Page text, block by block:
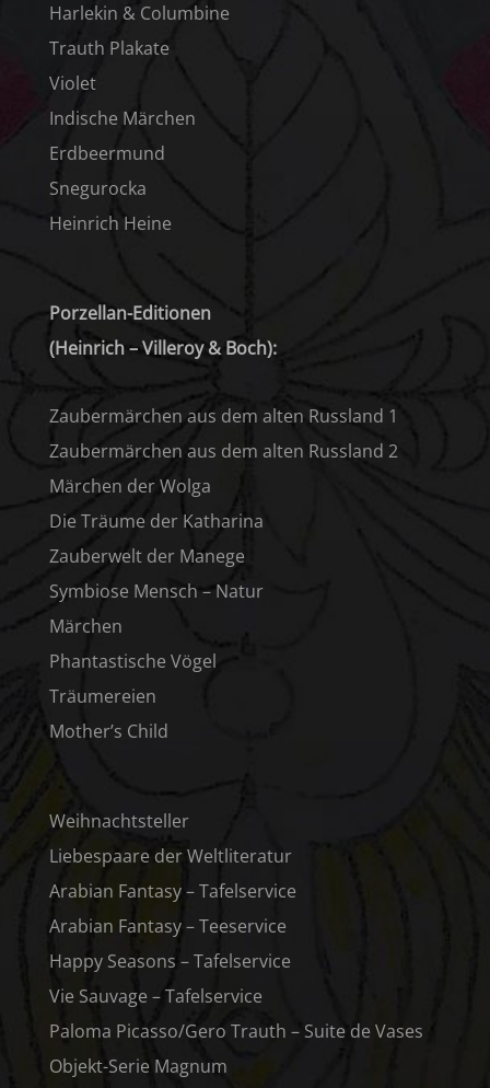
Harlekin & Columbine
Trauth Plakate
Violet
Indische Märchen
Erdbeermund
Snegurocka
Heinrich Heine
Porzellan-Editionen
(Heinrich – Villeroy & Boch):
Zaubermärchen aus dem alten Russland 1
Zaubermärchen aus dem alten Russland 2
Märchen der Wolga
Die Träume der Katharina
Zauberwelt der Manege
Symbiose Mensch – Natur
Märchen
Phantastische Vögel
Träumereien
Mother’s Child
Weihnachtsteller
Liebespaare der Weltliteratur
Arabian Fantasy – Tafelservice
Arabian Fantasy – Teeservice
Happy Seasons – Tafelservice
Vie Sauvage – Tafelservice
Paloma Picasso/Gero Trauth – Suite de Vases
Objekt-Serie Magnum